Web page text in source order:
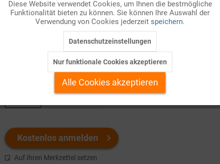
mehr als 2000 Einsprüche dagegen eingelegt. Der Bundestag
prüft die Einsprüche und entscheidet über die Konsequenzen.
Kann die Wahl für ungültig erklärt werden?
Welchen Download brauchen Sie?
s/w-Version
Kostenlos anmelden
Auf Ihren Merkzettel setzen
Marketing Inaktiv
Personalisierung Inaktiv
Service
Diese Website verwendet Cookies, um Ihnen die bestmögliche
Funktionalität bieten zu können. Sie können Ihre Auswahl der
Verwendung von Cookies jederzeit speichern.
Datenschutzeinstellungen
Nur funktionale Cookies akzeptieren
Alle Cookies akzeptieren